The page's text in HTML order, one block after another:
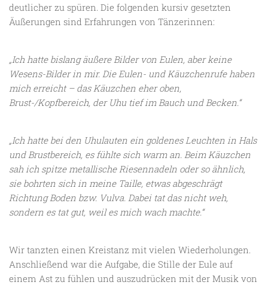
deutlicher zu spüren. Die folgenden kursiv gesetzten
Äußerungen sind Erfahrungen von Tänzerinnen:
„Ich hatte bislang äußere Bilder von Eulen, aber keine
Wesens-Bilder in mir. Die Eulen- und Käuzchenrufe haben
mich erreicht – das Käuzchen eher oben,
Brust-/Kopfbereich, der Uhu tief im Bauch und Becken.“
„Ich hatte bei den Uhulauten ein goldenes Leuchten in Hals
und Brustbereich, es fühlte sich warm an. Beim Käuzchen
sah ich spitze metallische Riesennadeln oder so ähnlich,
sie bohrten sich in meine Taille, etwas abgeschrägt
Richtung Boden bzw. Vulva. Dabei tat das nicht weh,
sondern es tat gut, weil es mich wach machte.“
Wir tanzten einen Kreistanz mit vielen Wiederholungen.
Anschließend war die Aufgabe, die Stille der Eule auf
einem Ast zu fühlen und auszudrücken mit der Musik von